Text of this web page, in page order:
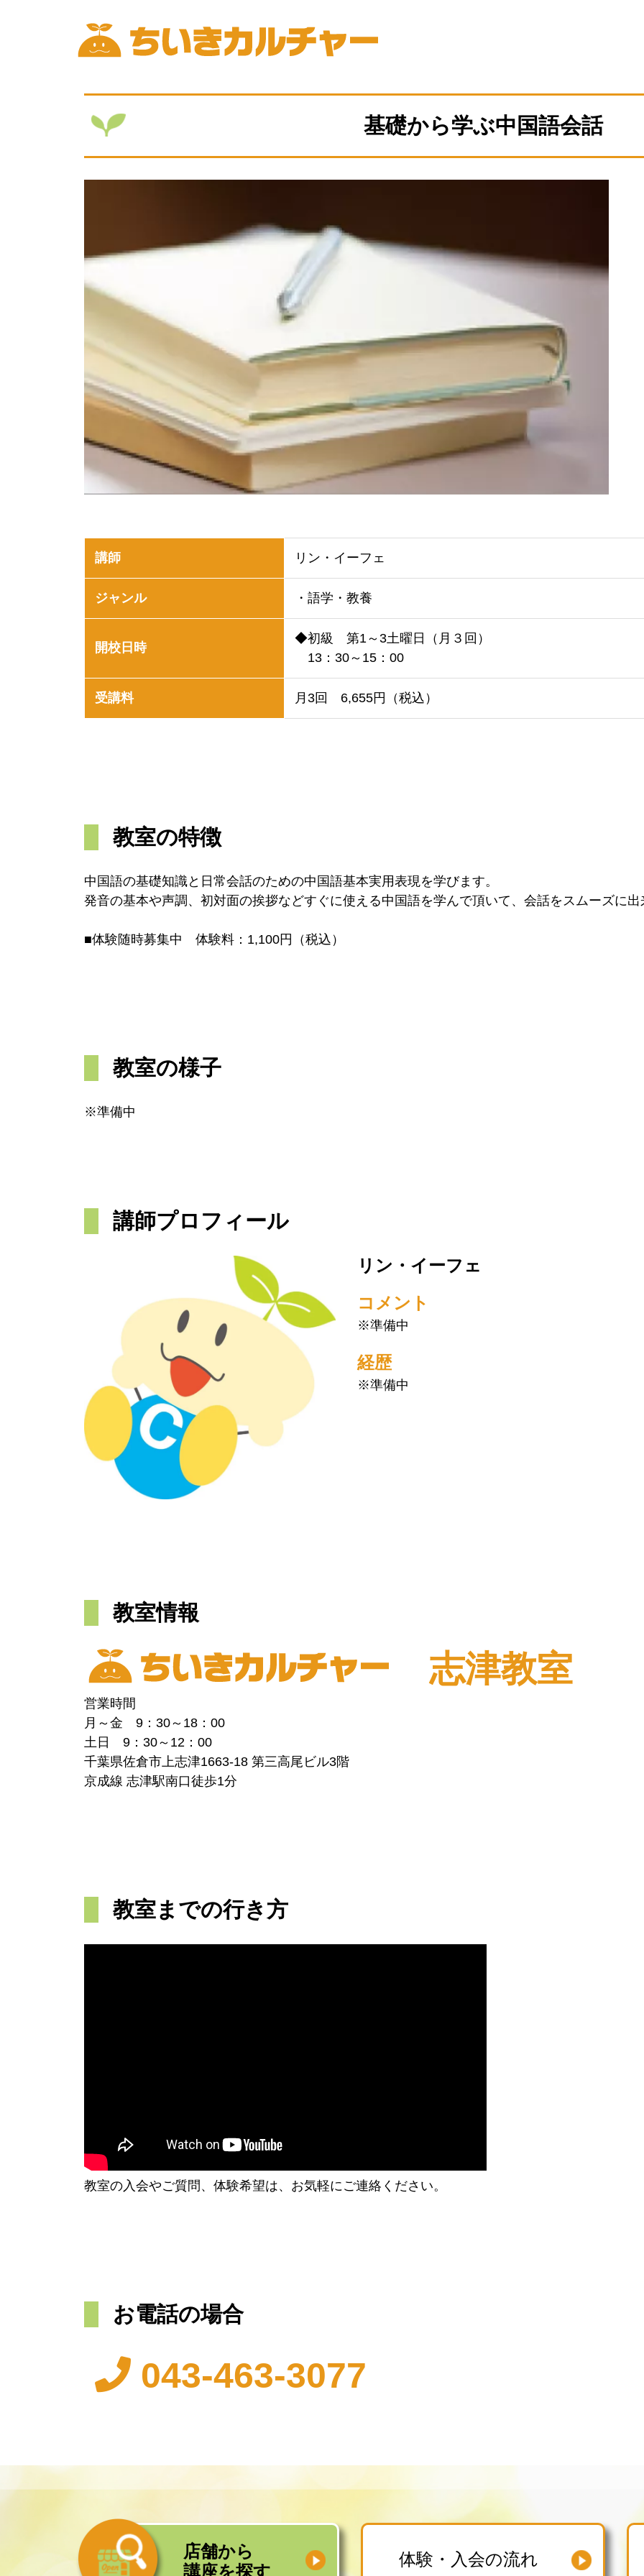
基礎から学ぶ中国語会話
講師 リン・イーフェ
ジャンル ・語学・教養
開校日時
◆初級 第1～3土曜日（月３回）
13：30～15：00
受講料 月3回 6,655円（税込）
教室の特徴
中国語の基礎知識と日常会話のための中国語基本実用表現を学びます。
発音の基本や声調、初対面の挨拶などすぐに使える中国語を学んで頂いて、会話をスムーズに出
■体験随時募集中 体験料：1,100円（税込）
教室の様子
※準備中
講師プロフィール
リン・イーフェ
コメント
※準備中
経歴
※準備中
教室情報
志津教室
営業時間
月～金 9：30～18：00
土日 9：30～12：00
千葉県佐倉市上志津1663-18 第三高尾ビル3階
京成線 志津駅南口徒歩1分
教室までの行き方
教室の入会やご質問、体験希望は、お気軽にご連絡ください。
お電話の場合
043-463-3077
店舗から
講座を探す
体験・入会の流れ